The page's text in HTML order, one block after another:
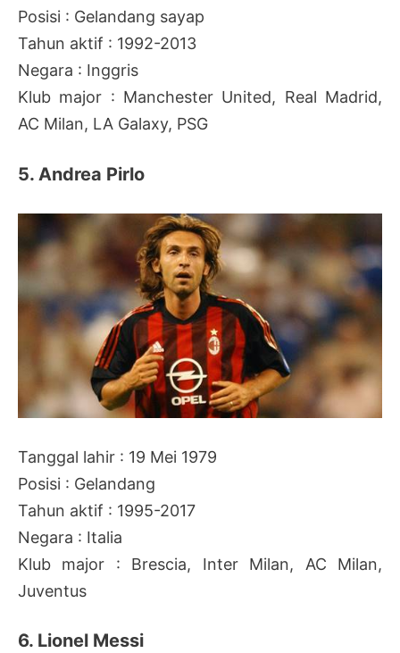
Posisi : Gelandang sayap
Tahun aktif : 1992-2013
Negara : Inggris
Klub major : Manchester United, Real Madrid,
AC Milan, LA Galaxy, PSG
5. Andrea Pirlo
Tanggal lahir : 19 Mei 1979
Posisi : Gelandang
Tahun aktif : 1995-2017
Negara : Italia
Klub major : Brescia, Inter Milan, AC Milan,
Juventus
6. Lionel Messi